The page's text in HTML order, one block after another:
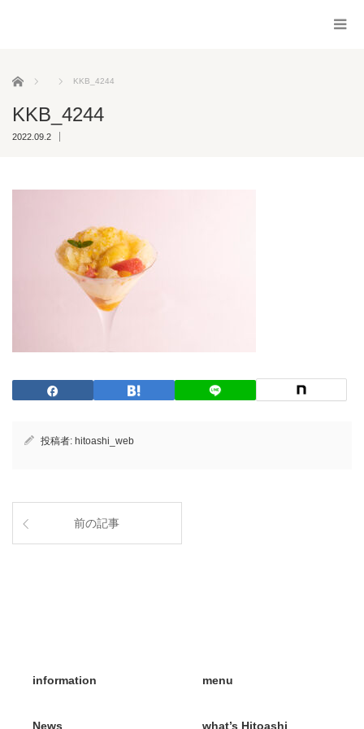
ホーム KKB_4244
KKB_4244
2022.09.2
投稿者: hitoashi_web
前の記事
information menu
News what’s Hitoashi